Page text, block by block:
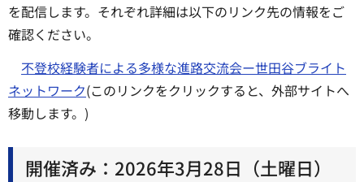
を配信します。それぞれ詳細は以下のリンク先の情報をご
確認ください。
不登校経験者による多様な進路交流会ー世田谷ブライト
ネットワーク(このリンクをクリックすると、外部サイトへ
移動します。)
開催済み：2026年3月28日（土曜日）